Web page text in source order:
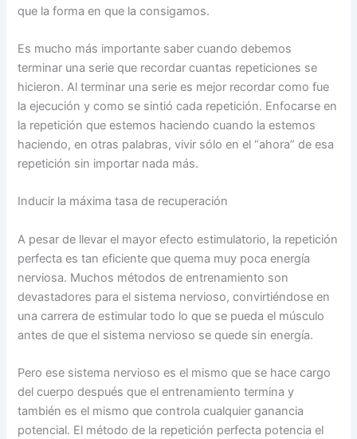
que la forma en que la consigamos.
Es mucho más importante saber cuando debemos
terminar una serie que recordar cuantas repeticiones se
hicieron. Al terminar una serie es mejor recordar como fue
la ejecución y como se sintió cada repetición. Enfocarse en
la repetición que estemos haciendo cuando la estemos
haciendo, en otras palabras, vivir sólo en el “ahora” de esa
repetición sin importar nada más.
Inducir la máxima tasa de recuperación
A pesar de llevar el mayor efecto estimulatorio, la repetición
perfecta es tan eficiente que quema muy poca energía
nerviosa. Muchos métodos de entrenamiento son
devastadores para el sistema nervioso, convirtiéndose en
una carrera de estimular todo lo que se pueda el músculo
antes de que el sistema nervioso se quede sin energía.
Pero ese sistema nervioso es el mismo que se hace cargo
del cuerpo después que el entrenamiento termina y
también es el mismo que controla cualquier ganancia
potencial. El método de la repetición perfecta potencia el